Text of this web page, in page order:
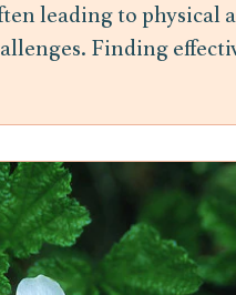
leading to physical
Finding
practical and accessible
stress and improve
This post explores the
meditation